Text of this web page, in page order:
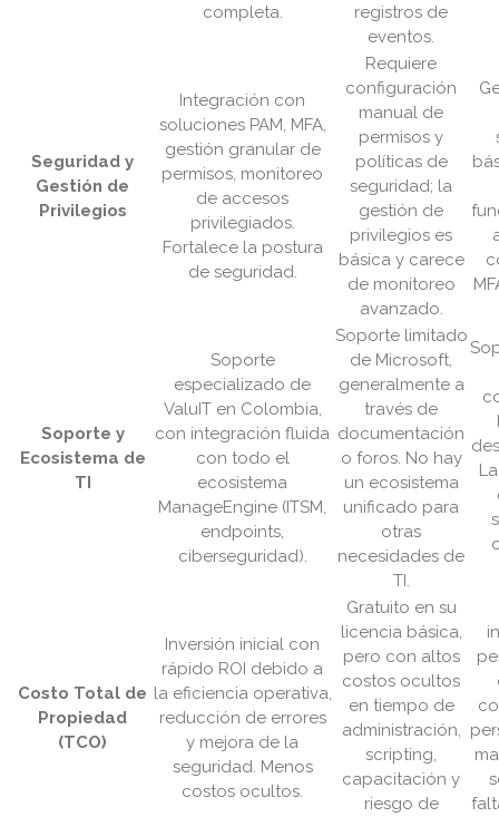
completa.
registros de
eventos.
Seguridad y
Gestión de
Privilegios
Integración con
soluciones PAM, MFA,
gestión granular de
permisos, monitoreo
de accesos
privilegiados.
Fortalece la postura
de seguridad.
Requiere
configuración
manual de
permisos y
políticas de
seguridad; la
gestión de
privilegios es
básica y carece
de monitoreo
avanzado.
Soporte y
Ecosistema de
TI
Soporte
especializado de
ValuIT en Colombia,
con integración fluida
con todo el
ecosistema
ManageEngine (ITSM,
endpoints,
ciberseguridad).
Soporte limitado
de Microsoft,
generalmente a
través de
documentación
o foros. No hay
un ecosistema
unificado para
otras
necesidades de
TI.
Costo Total de
Propiedad
(TCO)
Inversión inicial con
rápido ROI debido a
la eficiencia operativa,
reducción de errores
y mejora de la
seguridad. Menos
costos ocultos.
Gratuito en su
licencia básica,
pero con altos
costos ocultos
en tiempo de
administración,
scripting,
capacitación y
riesgo de